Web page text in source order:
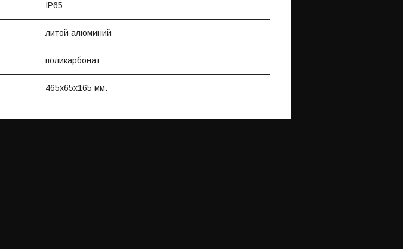
IP65
литой алюминий
поликарбонат
465х65х165 мм.